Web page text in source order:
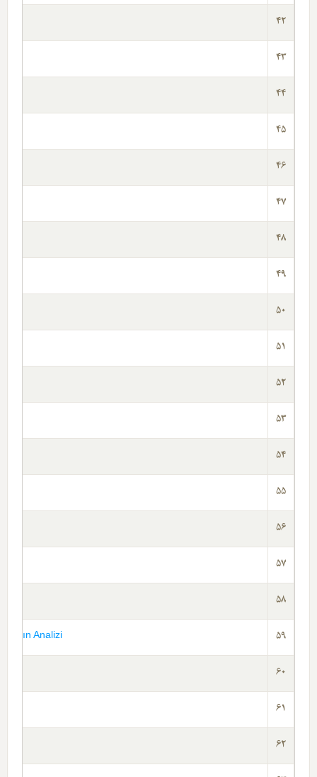
42
43
44
45
46
47
48
49
50
51
52
53
54
55
56
57
58
59
Analizi
60
61
62